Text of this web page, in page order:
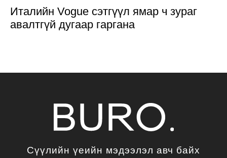
Италийн Vogue сэтгүүл ямар ч зураг
авалтгүй дугаар гаргана
Сүүлийн үеийн мэдээлэл авч байх